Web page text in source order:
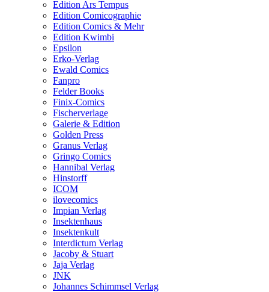
Edition Ars Tempus
Edition Comicographie
Edition Comics & Mehr
Edition Kwimbi
Epsilon
Erko-Verlag
Ewald Comics
Fanpro
Felder Books
Finix-Comics
Fischerverlage
Galerie & Edition
Golden Press
Granus Verlag
Gringo Comics
Hannibal Verlag
Hinstorff
ICOM
ilovecomics
Impian Verlag
Insektenhaus
Insektenkult
Interdictum Verlag
Jacoby & Stuart
Jaja Verlag
JNK
Johannes Schimmsel Verlag